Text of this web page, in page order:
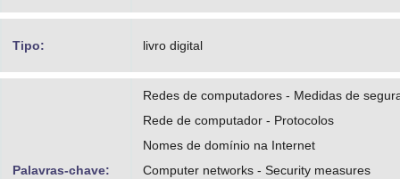
Tipo: livro digital
Palavras-chave:
Redes de computadores - Medidas de
Rede de computador - Protocolos
Nomes de domínio na Internet
Computer networks - Security measures